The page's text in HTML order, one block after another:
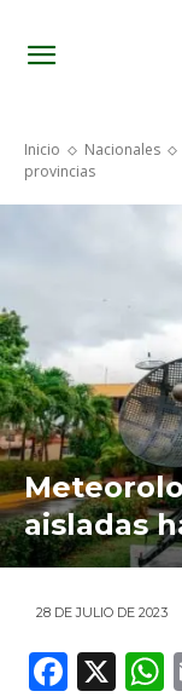
Inicio Nacionales
provincias
aisladas
28 DE JULIO DE 2023
F
X